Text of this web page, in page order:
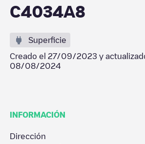
C4034A8
Superficie
Creado el 27/09/2023 y
08/08/2024
INFORMACIÓN
Dirección